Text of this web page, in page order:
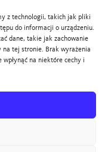
z technologii, takich jak pliki
do informacji o urządzeniu.
dane, takie jak zachowanie
na tej stronie. Brak wyrażenia
na niektóre cechy i